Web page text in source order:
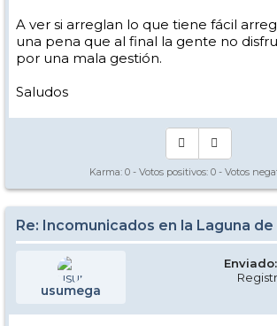
A ver si arreglan lo que tiene fácil
una pena que al final la gente no
por una mala gestión.
Saludos
Karma: 0 - Votos positivos: 0 - Votos
Re: Incomunicados en la Laguna de
usumega